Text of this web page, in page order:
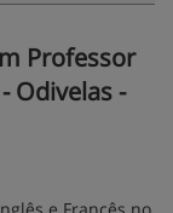
Professor
Odivelas -